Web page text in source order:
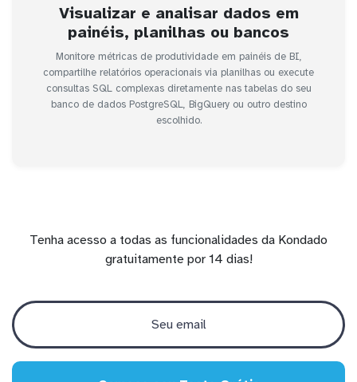
Visualizar e analisar dados em
painéis, planilhas ou bancos
Monitore métricas de produtividade em painéis de BI,
compartilhe relatórios operacionais via planilhas ou execute
consultas SQL complexas diretamente nas tabelas do seu
banco de dados PostgreSQL, BigQuery ou outro destino
escolhido.
Tenha acesso a todas as funcionalidades da Kondado
gratuitamente por 14 dias!